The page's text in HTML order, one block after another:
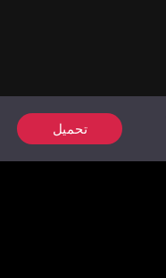
تحميل